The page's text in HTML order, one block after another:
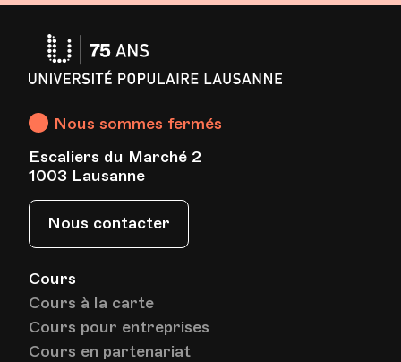
Cours
Cours à la carte
Cours pour entreprises
Cours en partenariat
Nous sommes fermés
Escaliers du Marché 2
1003 Lausanne
Nous contacter